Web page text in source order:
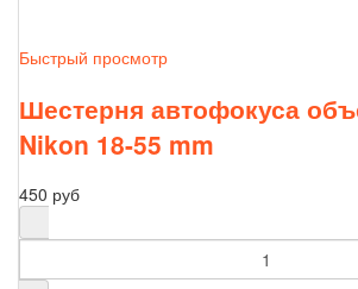
Быстрый просмотр
Шестерня автофокуса
Nikon 18-55 mm
450 руб